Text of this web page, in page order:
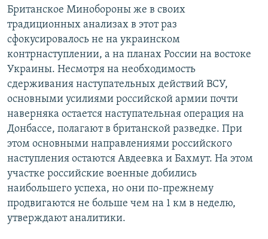
Британское Минобороны же в своих
традиционных анализах в этот раз
сфокусировалось не на украинском
контрнаступлении, а на планах России на востоке
Украины. Несмотря на необходимость
сдерживания наступательных действий ВСУ,
основными усилиями российской армии почти
наверняка остается наступательная операция на
Донбассе, полагают в британской разведке. При
этом основными направлениями российского
наступления остаются Авдеевка и Бахмут. На этом
участке российские военные добились
наибольшего успеха, но они по-прежнему
продвигаются не больше чем на 1 км в неделю,
утверждают аналитики.